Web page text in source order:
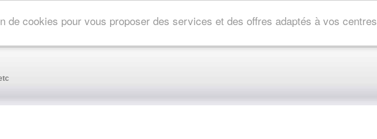
de cookies pour vous proposer des services et des offres adaptés à vos centres